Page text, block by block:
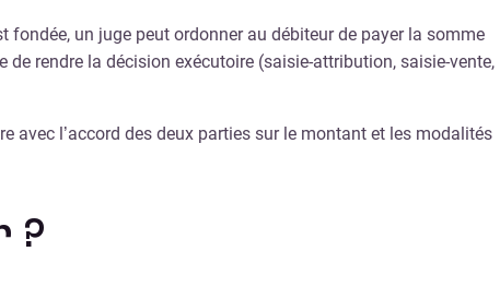
fondée, un juge peut ordonner au débiteur de payer la somme
rendre la décision exécutoire (saisie-attribution, saisie-vente,
avec l’accord des deux parties sur le montant et les modalités
?